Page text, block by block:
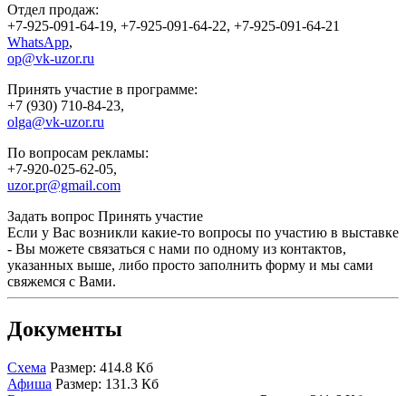
Отдел продаж:
+7-925-091-64-19, +7-925-091-64-22, +7-925-091-64-21
WhatsApp,
op@vk-uzor.ru
Принять участие в программе:
+7 (930) 710-84-23,
olga@vk-uzor.ru
По вопросам рекламы:
+7-920-025-62-05,
uzor.pr@gmail.com
Задать вопрос Принять участие
Если у Вас возникли какие-то вопросы по участию в выставке
- Вы можете связаться с нами по одному из контактов,
указанных выше, либо просто заполнить форму и мы сами
свяжемся с Вами.
Документы
Схема Размер: 414.8 Кб
Афиша Размер: 131.3 Кб